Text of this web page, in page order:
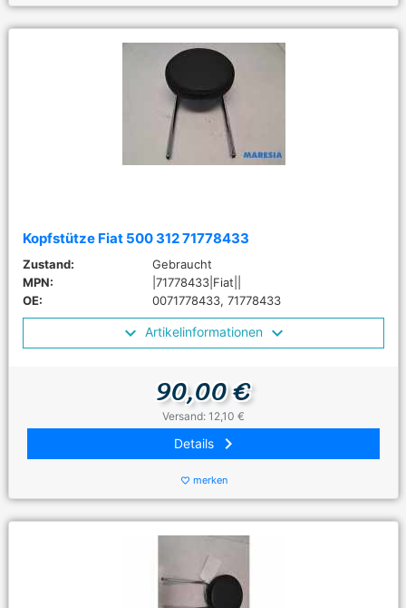
Kopfstütze Fiat 500 312 71778433
Zustand:
Gebraucht
MPN:
|71778433|Fiat||
OE:
0071778433, 71778433
Artikelinformationen
90,00 €
Versand: 12,10 €
Details keyboard_arrow_right
favorite_border merken